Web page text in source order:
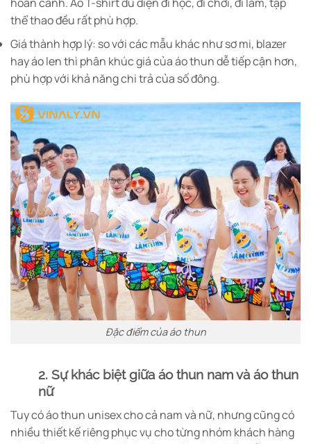
thể thao đều rất phù hợp.
Giá thành hợp lý: so với các mẫu khác như sơ mi, blazer
hay áo len thì phân khúc giá của áo thun dễ tiếp cận hơn,
phù hợp với khả năng chi trả của số đông.
Đặc điểm của áo thun
2. Sự khác biệt giữa áo thun nam và áo thun
nữ
Tuy có áo thun unisex cho cả nam và nữ, nhưng cũng có
nhiều thiết kế riêng phục vụ cho từng nhóm khách hàng